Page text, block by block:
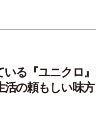
る『ユニクロ』
活の頼もしい味方